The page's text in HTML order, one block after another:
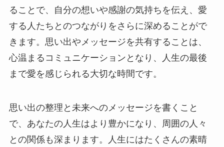
ることで、自分の想いや感謝の気持ちを伝え、愛
する人たちとのつながりをさらに深めることがで
きます。思い出やメッセージを共有することは、
心温まるコミュニケーションとなり、人生の最後
まで愛を感じられる大切な時間です。
思い出の整理と未来へのメッセージを書くこと
で、あなたの人生はより豊かになり、周囲の人々
との関係も深まります。人生にはたくさんの素晴